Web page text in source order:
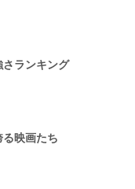
ランキング
る映画たち